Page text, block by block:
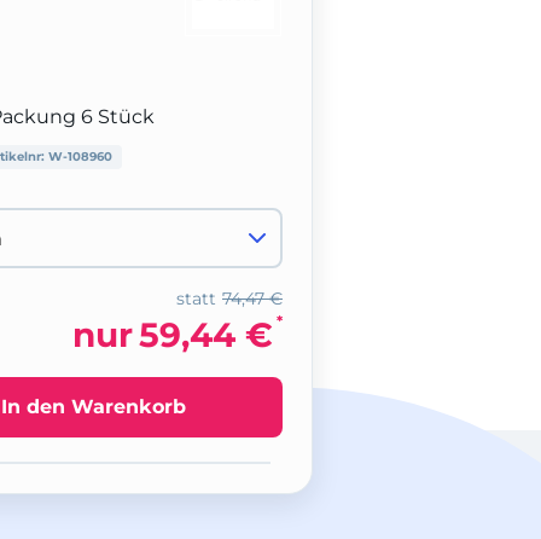
6 Stück
W-108960
74,47 €
statt
nur59,44 € *
In den Warenkorb